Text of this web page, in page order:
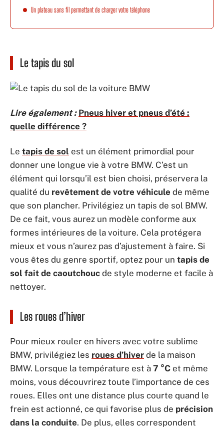
Un plateau sans fil permettant de charger votre téléphone
Le tapis du sol
Lire également : Pneus hiver et pneus d’été :
quelle différence ?
Le tapis de sol est un élément primordial pour
donner une longue vie à votre BMW. C’est un
élément qui lorsqu’il est bien choisi, préservera la
qualité du revêtement de votre véhicule de même
que son plancher. Privilégiez un tapis de sol BMW.
De ce fait, vous aurez un modèle conforme aux
formes intérieures de la voiture. Cela protégera
mieux et vous n’aurez pas d’ajustement à faire. Si
vous êtes du genre sportif, optez pour un tapis de
sol fait de caoutchouc de style moderne et facile à
nettoyer.
Les rouesd’hiver
Pour mieux rouler en hivers avec votre sublime
BMW, privilégiez les roues d’hiver de la maison
BMW. Lorsque la température est à 7 °C et même
moins, vous découvrirez toute l’importance de ces
roues. Elles ont une distance plus courte quand le
frein est actionné, ce qui favorise plus de précision
dans la conduite. De plus, elles correspondent